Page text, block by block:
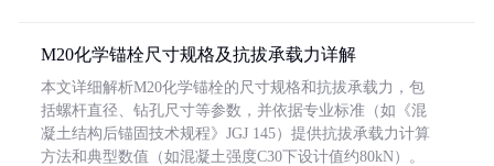
M20化学锚栓尺寸规格及抗拔承载力详解
本文详细解析M20化学锚栓的尺寸规格和抗拔承载力，包
括螺杆直径、钻孔尺寸等参数，并依据专业标准（如《混
凝土结构后锚固技术规程》JGJ 145）提供抗拔承载力计算
方法和典型数值（如混凝土强度C30下设计值约80kN）。